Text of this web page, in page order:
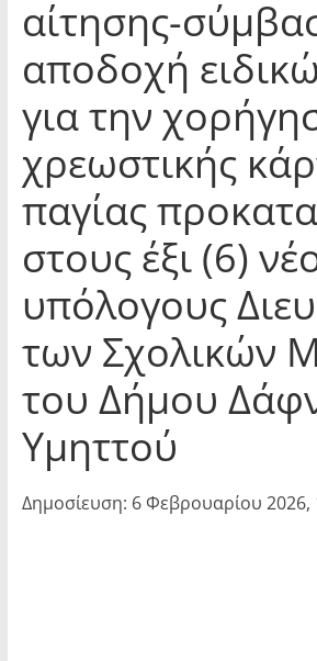
αίτησης-
αποδοχή
για την
χρεωστικής
παγίας
στους έξι (6)
υπόλογους
των Σχολικών
του Δήμου
Υμηττού
Δημοσίευση: 6 Φεβρουαρίου 2026,